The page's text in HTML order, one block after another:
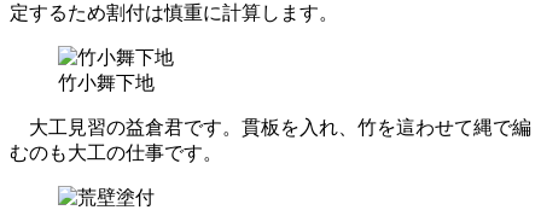
定するため割付は慎重に計算します。
竹小舞下地
大工見習の益倉君です。貫板を入れ、竹を這わせて縄で編
むのも大工の仕事です。